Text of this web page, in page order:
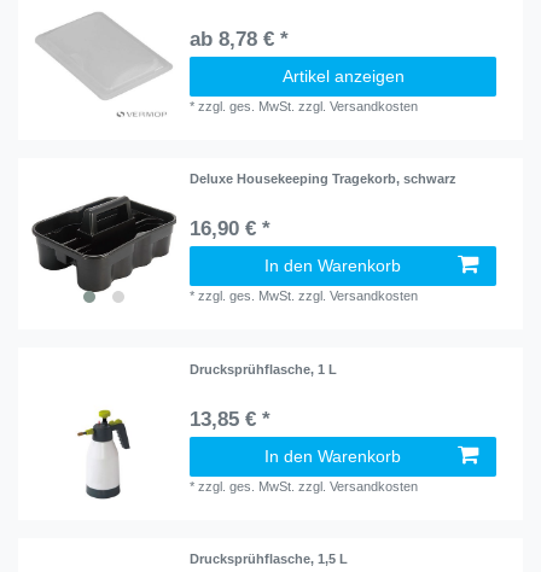
ab 8,78 € *
Artikel anzeigen
*zzgl. ges. MwSt. zzgl.Versandkosten
Deluxe Housekeeping Tragekorb, schwarz
16,90 € *
In den Warenkorb
*zzgl. ges. MwSt. zzgl.Versandkosten
Drucksprühflasche, 1 L
13,85 € *
In den Warenkorb
*zzgl. ges. MwSt. zzgl.Versandkosten
Drucksprühflasche, 1,5 L